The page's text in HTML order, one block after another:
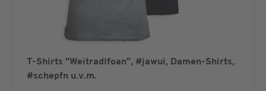
T-Shirts "Weitradlfoan", #jawui, Damen-Shirts,
#schepfn u.v.m.